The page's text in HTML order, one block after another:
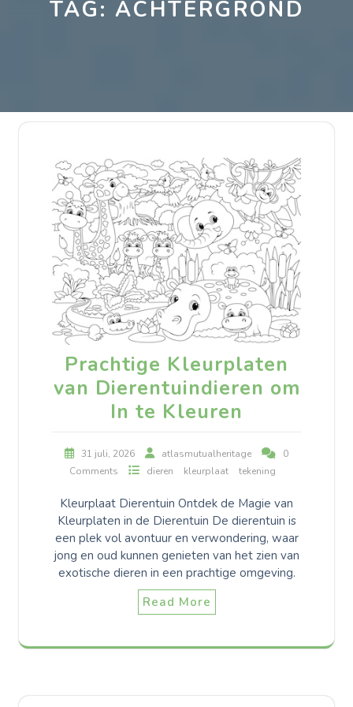
TAG: ACHTERGROND
Prachtige Kleurplaten
van Dierentuindieren om
In te Kleuren
31 juli, 2026 atlasmutualheritage
0
Comments
dieren kleurplaat tekening
Kleurplaat Dierentuin Ontdek de Magie van
Kleurplaten in de Dierentuin De dierentuin is
een plek vol avontuur en verwondering, waar
jong en oud kunnen genieten van het zien van
exotische dieren in een prachtige omgeving.
Read More